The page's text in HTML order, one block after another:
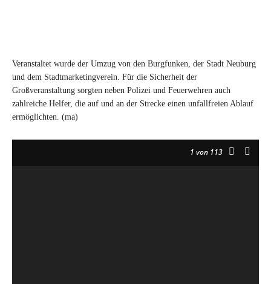
Veranstaltet wurde der Umzug von den Burgfunken, der Stadt Neuburg
und dem Stadtmarketingverein. Für die Sicherheit der
Großveranstaltung sorgten neben Polizei und Feuerwehren auch
zahlreiche Helfer, die auf und an der Strecke einen unfallfreien Ablauf
ermöglichten. (ma)
1 von 113